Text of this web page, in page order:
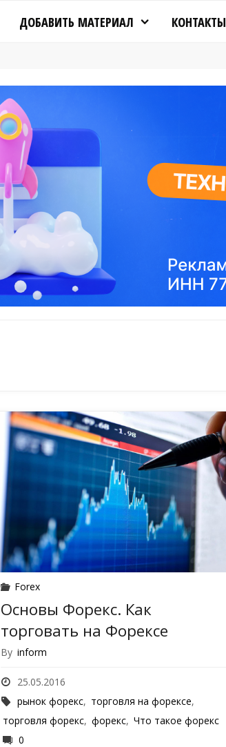
ДОБАВИТЬ МАТЕРИАЛ КОНТАКТЫ
Forex
Основы Форекс. Как
торговать на Форексе
By inform
25.05.2016
рынок форекс, торговля на форексе,
торговля форекс, форекс, Что такое форекс
0